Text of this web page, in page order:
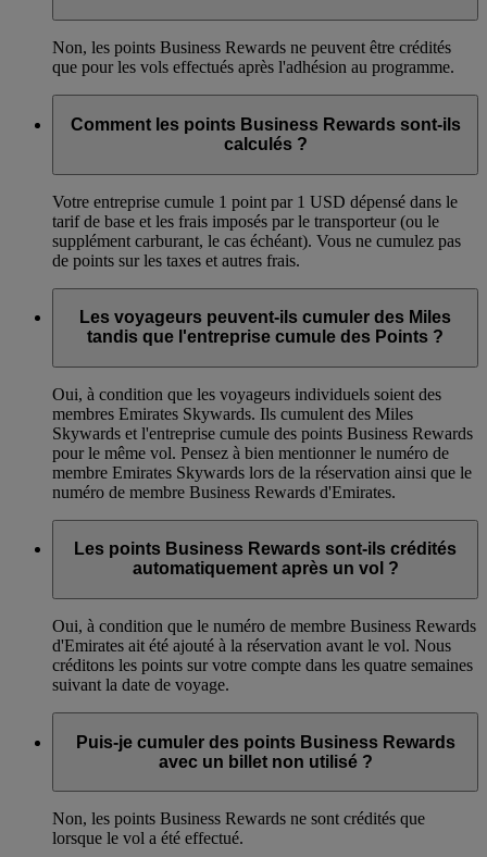
Non, les points Business Rewards ne peuvent être crédités
que pour les vols effectués après l'adhésion au programme.
Comment les points Business Rewards sont-ils
calculés ?
Votre entreprise cumule 1 point par 1 USD dépensé dans le
tarif de base et les frais imposés par le transporteur (ou le
supplément carburant, le cas échéant). Vous ne cumulez pas
de points sur les taxes et autres frais.
Les voyageurs peuvent-ils cumuler des Miles
tandis que l'entreprise cumule des Points ?
Oui, à condition que les voyageurs individuels soient des
membres Emirates Skywards. Ils cumulent des Miles
Skywards et l'entreprise cumule des points Business Rewards
pour le même vol. Pensez à bien mentionner le numéro de
membre Emirates Skywards lors de la réservation ainsi que le
numéro de membre Business Rewards d'Emirates.
Les points Business Rewards sont-ils crédités
automatiquement après un vol ?
Oui, à condition que le numéro de membre Business Rewards
d'Emirates ait été ajouté à la réservation avant le vol. Nous
créditons les points sur votre compte dans les quatre semaines
suivant la date de voyage.
Puis-je cumuler des points Business Rewards
avec un billet non utilisé ?
Non, les points Business Rewards ne sont crédités que
lorsque le vol a été effectué.